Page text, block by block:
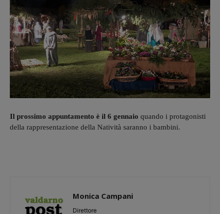
Il prossimo appuntamento è il 6 gennaio quando i protagonisti
della rappresentazione della Natività saranno i bambini.
Monica Campani
Direttore